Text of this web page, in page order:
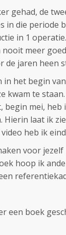
gehad, de
in die periode
in 1
meer
de jaren heen
in het begin
kwam te staan.
begin mei,
Hierin laat ik
heb ik
voor
hoop ik
een boek